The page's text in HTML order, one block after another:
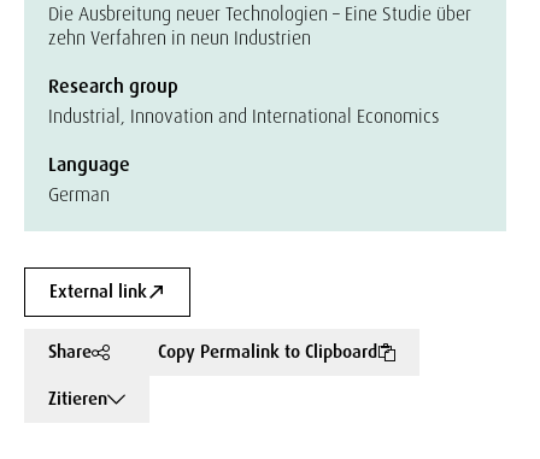
Die Ausbreitung neuer Technologien – Eine Studie über
zehn Verfahren in neun Industrien
Research group
Industrial, Innovation and International Economics
Language
German
External link
Share
Copy Permalink to Clipboard
Zitieren